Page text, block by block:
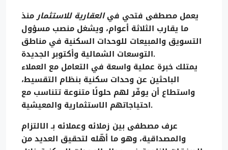
يعمل مصطفى فتحي فيالعقارية للاستثمارمنذ
ما يقارب الثلاثة أعوام، ويشغل منصب مسؤول
التسويق والمبيعات للوحدات السكنية في مناطق
التوسعات الشمالية وأكتوبر الجديدة.
يمتلك خبرة عملية واسعة في التعامل مع العملاء
الباحثين عن وحدات سكنية بنظام التقسيط،
واستطاع أن يوفّر لهم حلولًا متنوعة تتناسب مع
احتياجاتهم الاستثمارية والمعيشية.
عرف مصطفى بين زملائه وعملائه بـالالتزام
والمصداقية، وهو ما أهّله لتحقيق العديد من